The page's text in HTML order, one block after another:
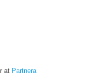
at Partnera